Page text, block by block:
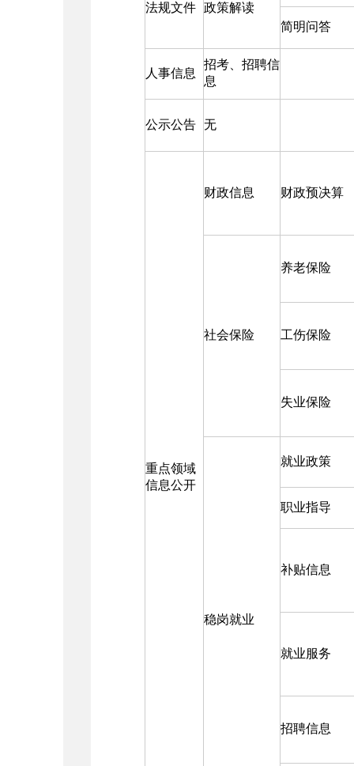
法规文件 政策解读
简明问答
人事信息
招考、招聘信
息
公示公告 无
重点领域
信息公开
财政信息 财政预决算
社会保险
养老保险
工伤保险
失业保险
稳岗就业
就业政策
职业指导
补贴信息
就业服务
招聘信息